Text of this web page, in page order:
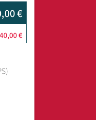
€
€